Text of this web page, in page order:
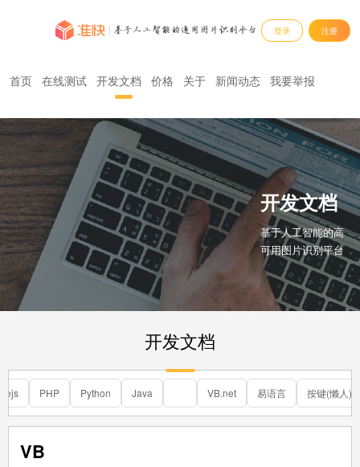
首页 在线测试 开发文档 价格 关于 新闻动态 我要举报
登录 注册
开发文档
基于人工智能的高
可用图片识别平台
开发文档
PHP Python Java VB.net 易语言 按键(懒人)
VB